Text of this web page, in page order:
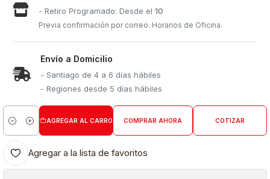
- Retiro Programado: Desde el10
Previa confirmación por correo. Horarios de Oficina.
Envío a Domicilio
- Santiago de 4 a 6 días hábiles
- Regiones desde 5 días hábiles
Cantidad
AGREGAR AL CARRO COMPRAR AHORA COTIZAR
Agregar a la lista de favoritos